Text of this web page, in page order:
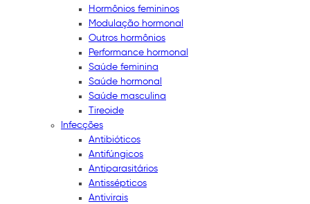
Hormônios femininos
Modulação hormonal
Outros hormônios
Performance hormonal
Saúde feminina
Saúde hormonal
Saúde masculina
Tireoide
Infecções
Antibióticos
Antifúngicos
Antiparasitários
Antissépticos
Antivirais